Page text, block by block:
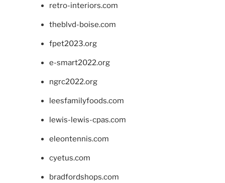
retro-interiors.com
theblvd-boise.com
fpet2023.org
e-smart2022.org
ngrc2022.org
leesfamilyfoods.com
lewis-lewis-cpas.com
eleontennis.com
cyetus.com
bradfordshops.com